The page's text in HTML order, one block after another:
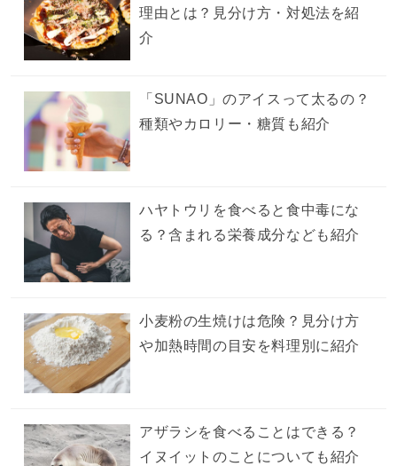
理由とは？見分け方・対処法を紹
介
「SUNAO」のアイスって太るの？
種類やカロリー・糖質も紹介
ハヤトウリを食べると食中毒にな
る？含まれる栄養成分なども紹介
小麦粉の生焼けは危険？見分け方
や加熱時間の目安を料理別に紹介
アザラシを食べることはできる？
イヌイットのことについても紹介